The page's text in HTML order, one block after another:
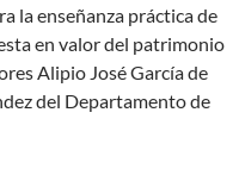
la enseñanza práctica de
en valor del patrimonio
Alipio José García de
del Departamento de